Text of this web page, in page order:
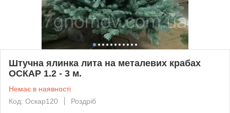
Штучна ялинка лита на металевих крабах
ОСКАР 1.2 - 3 м.
Немає в наявності
Код: Оскар120
Роздріб